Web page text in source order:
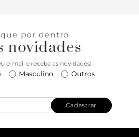
por dentro
novidades
e-mail e receba as novidades!
Masculino Outros
Cadastrar